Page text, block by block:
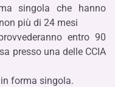
singola che hanno
più di 24 mesi
entro 90
presso una delle CCIA
forma singola.